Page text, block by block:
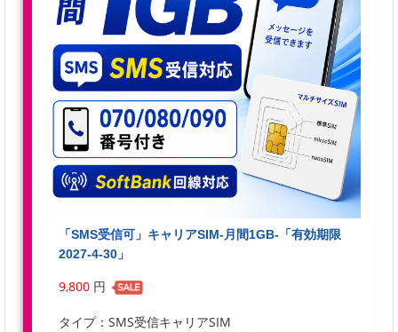
「SMS受信可」キャリアSIM-月間1GB-「有効期限
2027-4-30」
9,800円
タイプ：SMS受信キャリアSIM